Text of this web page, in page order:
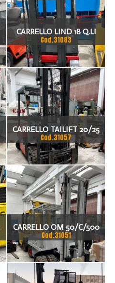
CARRELLO LIND 18 Q.LI
ANNO 1997
Cod.31083
CARRELLO TAILIFT 20/25
Q.LI ELETTRICO
Cod.31057
CARRELLO OM 50/C/500
ANNO 1990
Cod.31051